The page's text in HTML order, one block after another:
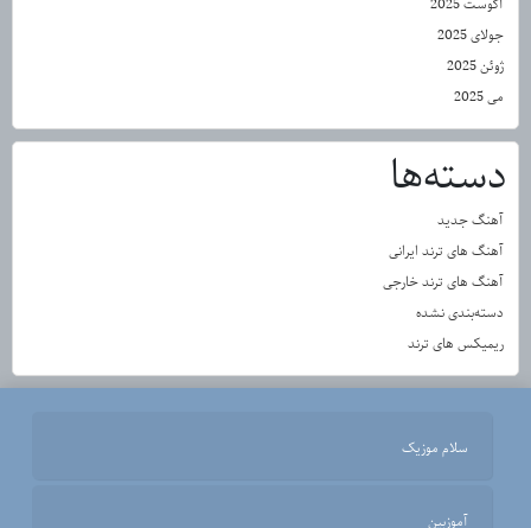
جولای 2025
ژوئن 2025
می 2025
دسته‌ها
آهنگ جدید
آهنگ های ترند ایرانی
آهنگ های ترند خارجی
دسته‌بندی نشده
ریمیکس های ترند
سلام موزیک
آموزبین